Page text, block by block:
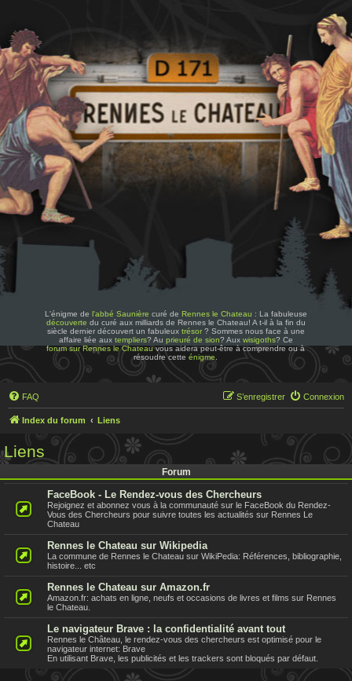
L'énigme de l'abbé Saunière curé de Rennes le Chateau : La fabuleuse
découverte du curé aux milliards de Rennes le Chateau! A t-il à la fin du
siècle dernier découvert un fabuleux trésor? Sommes nous face à une
affaire liée aux templiers? Au prieuré de sion? Aux wisigoths? Ce
forum sur Rennes le Chateauvous aidera peut-être à comprendre ou à
résoudre cetteénigme
FAQ Connexion
S’enregistrer
Index du forum Liens
Liens
Forum
FaceBook - Le Rendez-vous des Chercheurs
Rejoignez et abonnez vous à la communauté sur le FaceBook du Rendez-
Vous des Chercheurs pour suivre toutes les actualités sur Rennes Le
Chateau
Rennes le Chateau sur Wikipedia
La commune de Rennes le Chateau sur WikiPedia: Références, bibliographie,
histoire... etc
Rennes le Chateau sur Amazon.fr
Amazon.fr: achats en ligne, neufs et occasions de livres et films sur Rennes
le Chateau.
Le navigateur Brave : la confidentialité avant tout
Rennes le Château, le rendez-vous des chercheurs est optimisé pour le
navigateur internet: Brave
En utilisant Brave, les publicités et les trackers sont bloqués par défaut.